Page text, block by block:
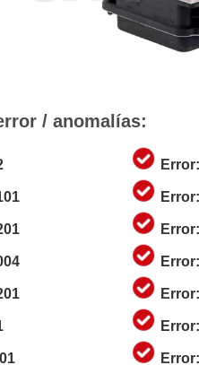
/ anomalías: